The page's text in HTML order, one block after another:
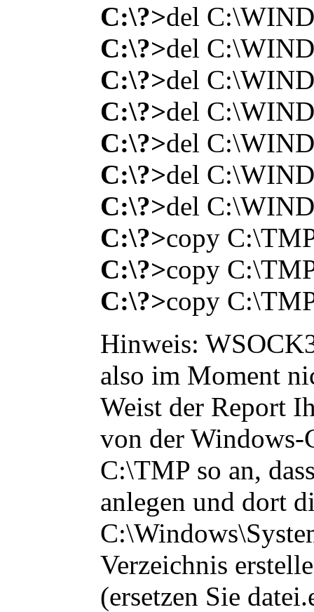
C:\?>del
C:\?>del
C:\?>del
C:\?>del
C:\?>del
C:\?>del
C:\?>del
C:\?>copy
C:\?>copy
C:\?>copy
Hinweis:
also im Moment
Weist der Report
von der Windows-
C:\TMP so an,
anlegen und dort
Verzeichnis
(ersetzen Sie